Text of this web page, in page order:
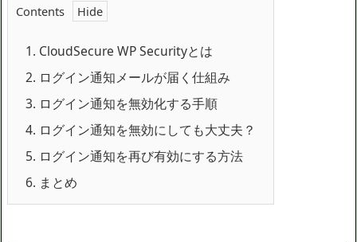
Contents
1. CloudSecure WP Securityとは
2. ログイン通知メールが届く仕組み
3. ログイン通知を無効化する手順
4. ログイン通知を無効にしても大丈夫？
5. ログイン通知を再び有効にする方法
6. まとめ